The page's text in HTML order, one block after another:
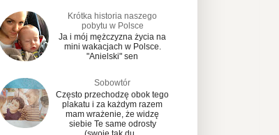
Krótka historia naszego
pobytu w Polsce
Ja i mój mężczyzna życia na
mini wakacjach w Polsce.
"Anielski" sen
Sobowtór
Często przechodzę obok tego
plakatu i za każdym razem
mam wrażenie, że widzę
siebie Te same odrosty